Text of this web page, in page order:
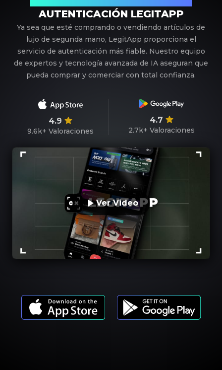
AUTENTICACIÓN LEGITAPP
Ya sea que esté comprando o vendiendo artículos de
lujo de segunda mano, LegitApp proporciona el
servicio de autenticación más fiable. Nuestro equipo
de expertos y tecnología avanzada de IA aseguran que
pueda comprar y comerciar con total confianza.
4.9
9.6k+ Valoraciones
4.7
2.7k+ Valoraciones
Ver Video